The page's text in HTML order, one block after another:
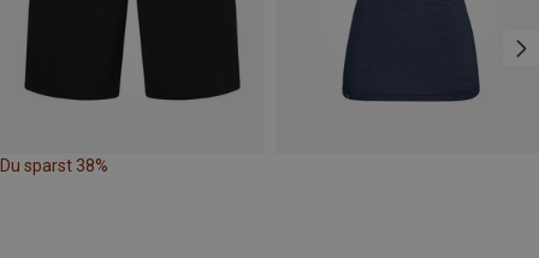
Du sparst 38%